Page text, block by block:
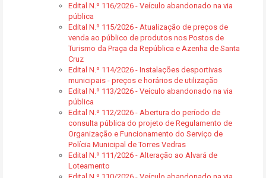
Edital N.º 116/2026 - Veículo abandonado na via
pública
Edital N.º 115/2026 - Atualização de preços de
venda ao público de produtos nos Postos de
Turismo da Praça da República e Azenha de Santa
Cruz
Edital N.º 114/2026 - Instalações desportivas
municipais - preços e horários de utilização
Edital N.º 113/2026 - Veículo abandonado na via
pública
Edital N.º 112/2026 - Abertura do período de
consulta pública do projeto de Regulamento de
Organização e Funcionamento do Serviço de
Polícia Municipal de Torres Vedras
Edital N.º 111/2026 - Alteração ao Alvará de
Loteamento